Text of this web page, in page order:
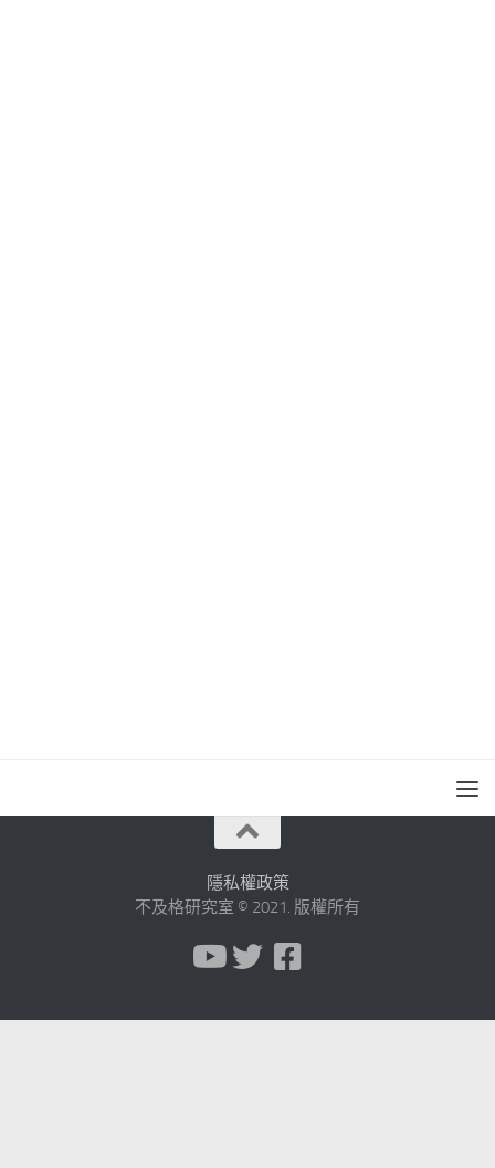
隱私權政策
不及格研究室 © 2021. 版權所有